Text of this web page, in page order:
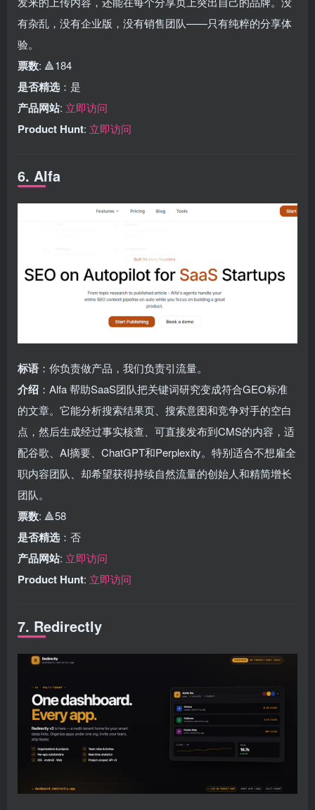
有杂乱，没有企业版，没有销售团队——只有纯粹的分享体
验。
票数: 🔺184
是否精选 ：是
产品网站: 立即访问
Product Hunt: 立即访问
6. Alfa
标语 ：你负责做产品，我们负责引流量。
介绍 ：Alfa 帮助SaaS团队把关键词研究变成符合GEO标准
的文章。它能分析搜索结果页、搜索意图和竞争对手的空白
点，然后生成经过事实核查、可直接发布到CMS的内容，适
配谷歌、AI摘要、ChatGPT和Perplexity。特别适合不想雇全
职内容团队、却希望获得持续自然流量的创始人和精简增长
团队。
票数: 🔺58
是否精选 ：否
产品网站: 立即访问
Product Hunt: 立即访问
7. Redirectly